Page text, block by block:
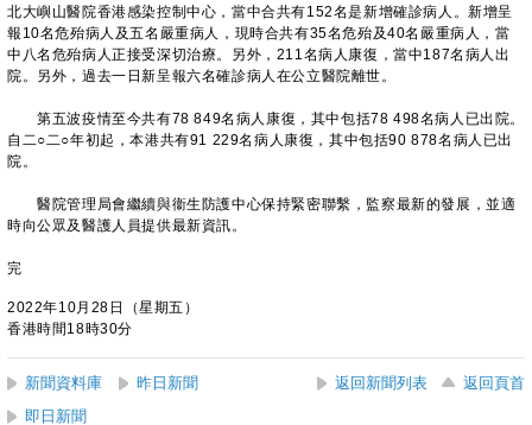
北大嶼山醫院香港感染控制中心，當中合共有152名是新增確診病人。新增呈
報10名危殆病人及五名嚴重病人，現時合共有35名危殆及40名嚴重病人，當
中八名危殆病人正接受深切治療。另外，211名病人康復，當中187名病人出
院。另外，過去一日新呈報六名確診病人在公立醫院離世。
第五波疫情至今共有78 849名病人康復，其中包括78 498名病人已出院。
自二○二○年初起，本港共有91 229名病人康復，其中包括90 878名病人已出
院。
醫院管理局會繼續與衞生防護中心保持緊密聯繫，監察最新的發展，並適
時向公眾及醫護人員提供最新資訊。
完
2022年10月28日（星期五）
香港時間18時30分
新聞資料庫 昨日新聞 返回新聞列表
返回頁首
即日新聞